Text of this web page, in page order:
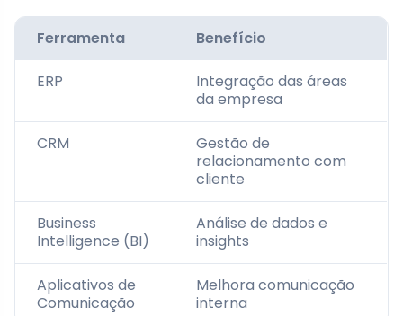
Ferramenta Benefício
ERP
Integração das áreas
da empresa
CRM
Gestão de
relacionamento com
cliente
Business
Intelligence (BI)
Análise de dados e
insights
Aplicativos de
Comunicação
Melhora comunicação
interna